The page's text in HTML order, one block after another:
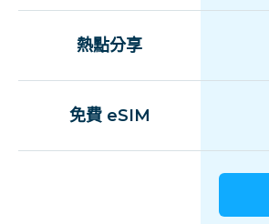
熱點分享
免費 eSIM